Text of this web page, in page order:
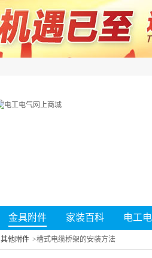
金具附件 家装百科 电工
其他附件 >槽式电缆桥架的安装方法